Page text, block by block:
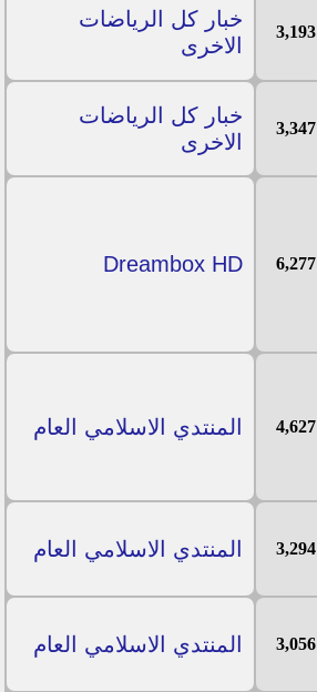
3,193
خبار كل الرياضات
الاخرى
3,347
خبار كل الرياضات
الاخرى
6,277
Dreambox HD
4,627 المنتدي الاسلامي العام
3,294 المنتدي الاسلامي العام
3,056 المنتدي الاسلامي العام